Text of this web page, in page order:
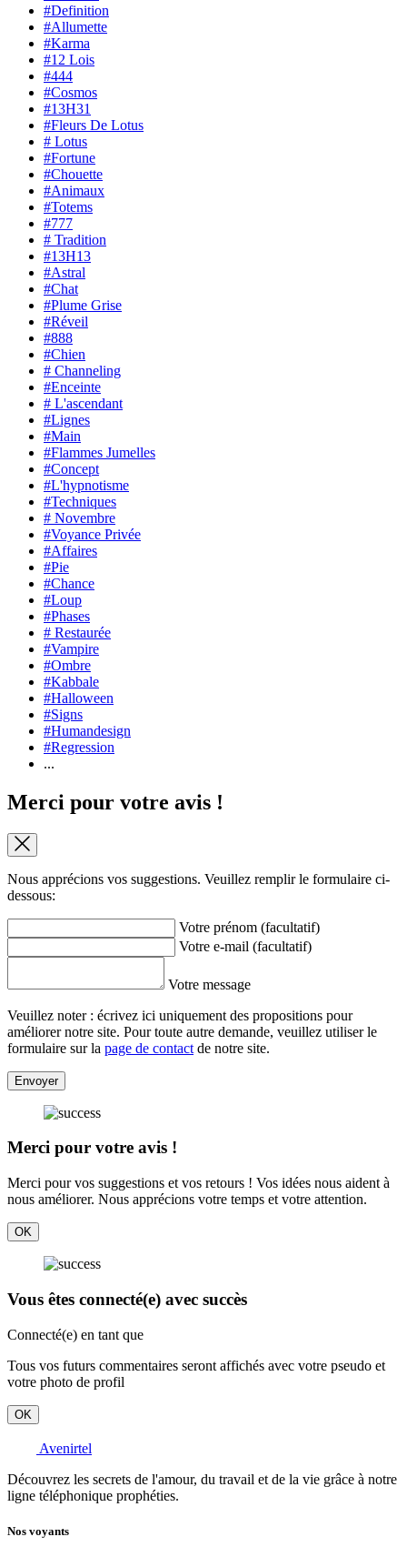
#Definition
#Allumette
#Karma
#12 Lois
#444
#Cosmos
#13H31
#Fleurs De Lotus
# Lotus
#Fortune
#Chouette
#Animaux
#Totems
#777
# Tradition
#13H13
#Astral
#Chat
#Plume Grise
#Réveil
#888
#Chien
# Channeling
#Enceinte
# L'ascendant
#Lignes
#Main
#Flammes Jumelles
#Concept
#L'hypnotisme
#Techniques
# Novembre
#Voyance Privée
#Affaires
#Pie
#Chance
#Loup
#Phases
# Restaurée
#Vampire
#Ombre
#Kabbale
#Halloween
#Signs
#Humandesign
#Regression
...
Merci pour votre avis !
Nous apprécions vos suggestions. Veuillez remplir le formulaire ci-
dessous:
Votre prénom (facultatif)
Votre e-mail (facultatif)
Votre message
Veuillez noter : écrivez ici uniquement des propositions pour
améliorer notre site. Pour toute autre demande, veuillez utiliser le
formulaire sur la page de contact de notre site.
Envoyer
Merci pour votre avis !
Merci pour vos suggestions et vos retours ! Vos idées nous aident à
nous améliorer. Nous apprécions votre temps et votre attention.
OK
Vous êtes connecté(e) avec succès
Connecté(e) en tant que
Tous vos futurs commentaires seront affichés avec votre pseudo et
votre photo de profil
OK
Avenirtel
Découvrez les secrets de l'amour, du travail et de la vie grâce à notre
ligne téléphonique prophéties.
Nos voyants